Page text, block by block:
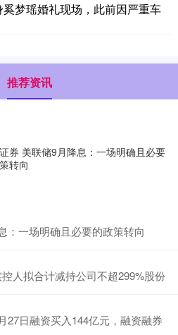
梦瑶婚礼现场，此前因严重车
推荐资讯
券 美联储9月降息：一场明确且必要
转向
：一场明确且必要的政策转向
人拟合计减持公司不超299%股份
27日融资买入144亿元，融资融券